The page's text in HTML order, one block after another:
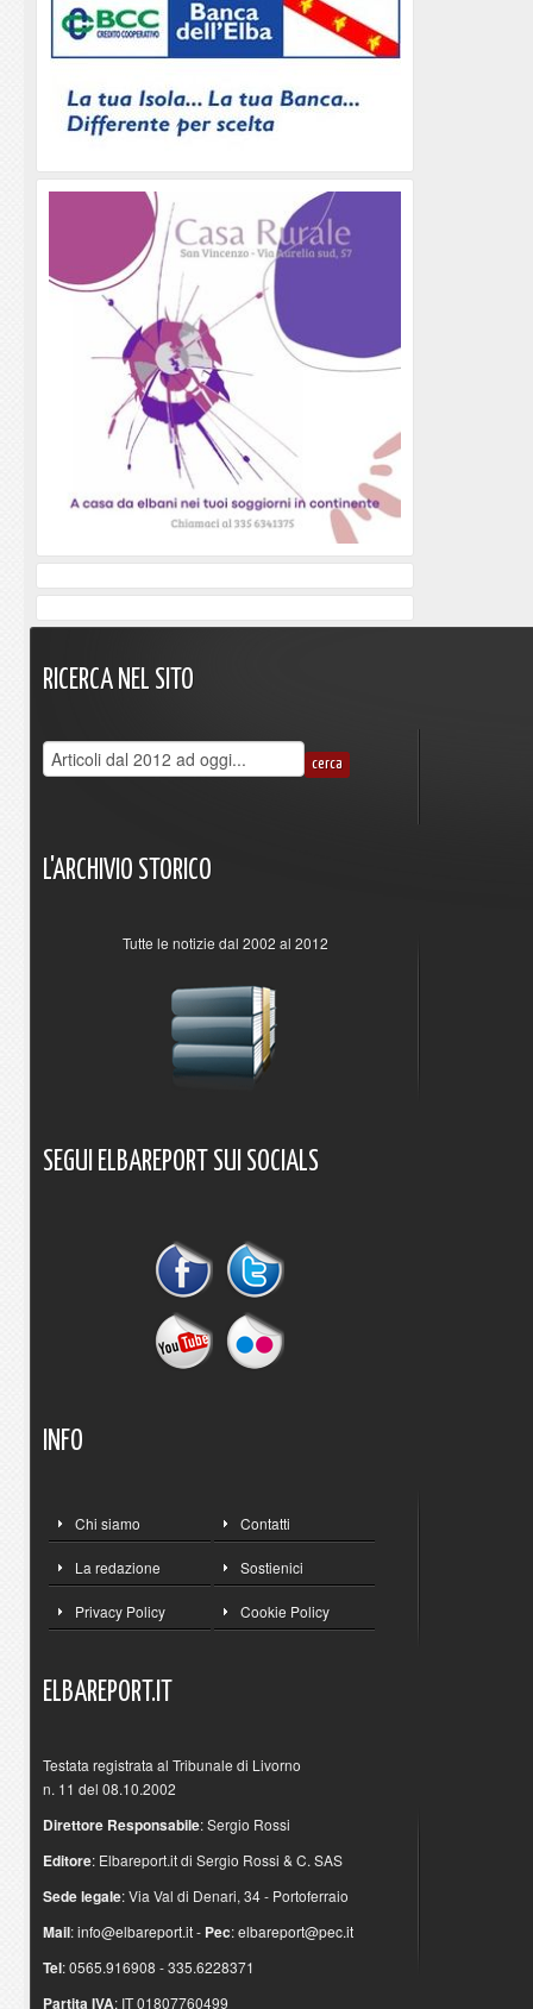
RICERCA NEL SITO
L'ARCHIVIO STORICO
Tutte le notizie dal 2002 al 2012
SEGUI ELBAREPORT SUI SOCIALS
INFO
Chi siamo Contatti
La redazione Sostienici
Privacy Policy Cookie Policy
ELBAREPORT.IT
Testata registrata al Tribunale di Livorno
n. 11 del 08.10.2002
Direttore Responsabile: Sergio Rossi
Editore: Elbareport.it di Sergio Rossi & C. SAS
Sede legale: Via Val di Denari, 34 - Portoferraio
Mail:info@elbareport.it- Pec:elbareport@pec.it
Tel: 0565.916908 - 335.6228371
Partita IVA: IT 01807760499